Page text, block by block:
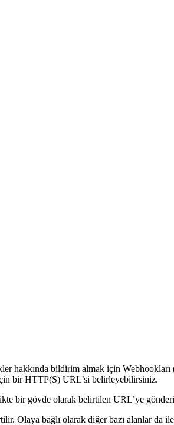
hakkında bildirim almak için
bir HTTP(S) URL’si belirleyebilirsiniz.
bir gövde olarak belirtilen URL’ye
Olaya bağlı olarak diğer bazı alanlar da